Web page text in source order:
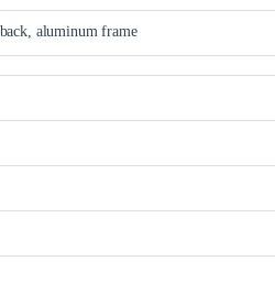
aluminum frame